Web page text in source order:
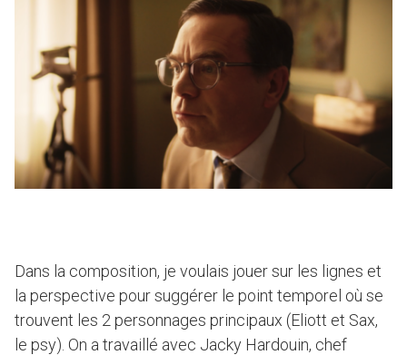
Dans la composition, je voulais jouer sur les lignes et
la perspective pour suggérer le point temporel où se
trouvent les 2 personnages principaux (Eliott et Sax,
le psy). On a travaillé avec Jacky Hardouin, chef